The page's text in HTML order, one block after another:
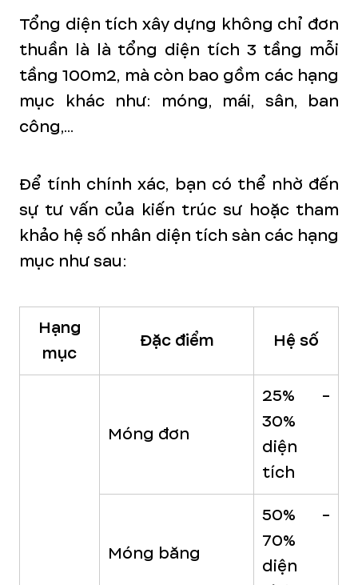
Tổng diện tích xây dựng không chỉ đơn
thuần là là tổng diện tích 3 tầng mỗi
tầng 100m2, mà còn bao gồm các hạng
mục khác như: móng, mái, sân, ban
công,...
Để tính chính xác, bạn có thể nhờ đến
sự tư vấn của kiến trúc sư hoặc tham
khảo hệ số nhân diện tích sàn các hạng
mục như sau:
Hạng
mục
Đặc điểm Hệ số
Móng đơn
25% -
30%
diện
tích
Móng băng
50% -
70%
diện